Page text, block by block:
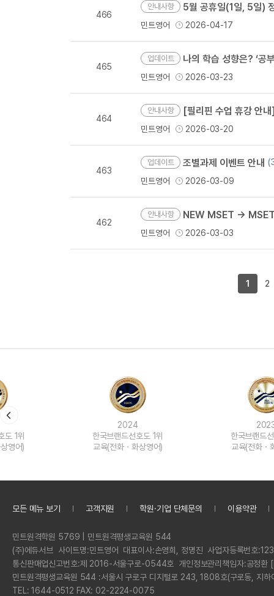
466
안내사항 5월 공휴일(1일, 5일)
민트영어 2026-04-17
465
업데이트 나의 학습 성향은? ‘공
민트영어 2026-03-23
464
안내사항 [필리핀 수업 휴강 안내] 부활절
민트영어 2026-03-20
463
업데이트 조별과제 이벤트 안내
민트영어
2026-03-09
462
안내사항 NEW MSET → MSET
민트영어 2026-03-03
1 2
한국브랜드선호도 1위
교육(전화ㆍ화상영어)
한국브랜드선호도 1위
교육(전화ㆍ화상영어)
모든 메뉴 보기 고객지원 학원·기업 단체문의 이용약관
정
보
민트원격학원 5769 | 민트원격평생교육원 544
회
사
명
(주)에듀서브 사이트명:민트영어 대표이사:손영희, 정명진 사업자등록번호:
통신판매업신고번호:제 2016-서울구로-0544호 개인정보관리책임자:공정
민트원격평생교육원 544 :서울시 구로구 디지털로 243, 1808호(구로동, 지하
전
TEL: 1644-0512 FAX: 02-2224-0075